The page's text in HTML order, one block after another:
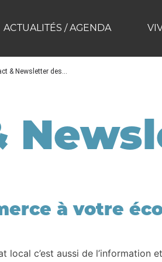
ACTUALITÉS / AGENDA
& Newsletter des...
à votre
local c’est aussi de